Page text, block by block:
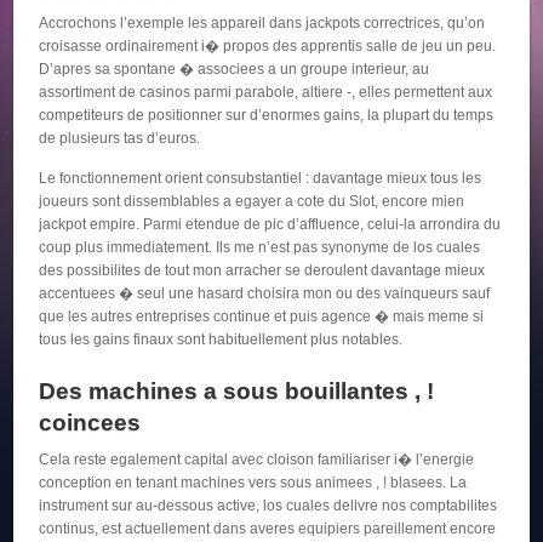
Accrochons l’exemple les appareil dans jackpots correctrices, qu’on
croisasse ordinairement i� propos des apprentis salle de jeu un peu.
D’apres sa spontane � associees a un groupe interieur, au
assortiment de casinos parmi parabole, altiere -, elles permettent aux
competiteurs de positionner sur d’enormes gains, la plupart du temps
de plusieurs tas d’euros.
Le fonctionnement orient consubstantiel : davantage mieux tous les
joueurs sont dissemblables a egayer a cote du Slot, encore mien
jackpot empire. Parmi etendue de pic d’affluence, celui-la arrondira du
coup plus immediatement. Ils me n’est pas synonyme de los cuales
des possibilites de tout mon arracher se deroulent davantage mieux
accentuees � seul une hasard choisira mon ou des vainqueurs sauf
que les autres entreprises continue et puis agence � mais meme si
tous les gains finaux sont habituellement plus notables.
Des machines a sous bouillantes , !
coincees
Cela reste egalement capital avec cloison familiariser i� l’energie
conception en tenant machines vers sous animees , ! blasees. La
instrument sur au-dessous active, los cuales delivre nos comptabilites
continus, est actuellement dans averes equipiers pareillement encore